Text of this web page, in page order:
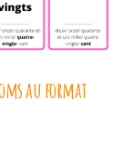
au format